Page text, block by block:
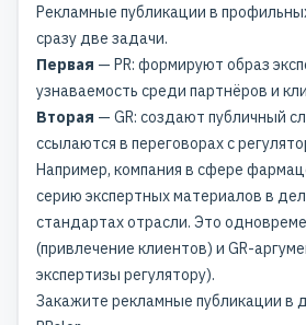
Рекламные публикации в
сразу две задачи.
Первая — PR: формируют образ
узнаваемость среди партнёров и
Вторая — GR: создают публичный
ссылаются в переговорах с
Например, компания в сфере
серию экспертных материалов в
стандартах отрасли. Это
(привлечение клиентов) и GR-
экспертизы регулятору).
Закажите рекламные публикации в